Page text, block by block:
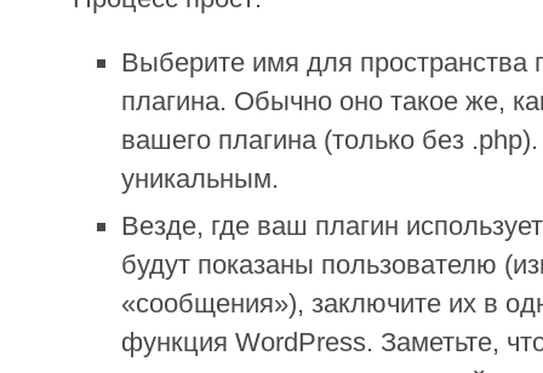
Выберите имя для пространства
плагина. Обычно оно такое же,
вашего плагина (только без
уникальным.
Везде, где ваш плагин
будут показаны пользователю
«сообщения»), заключите их в
функция WordPress. Заметьте,